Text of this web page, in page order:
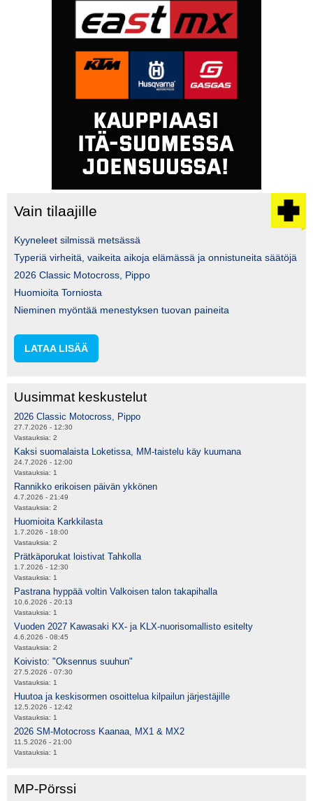
Vain tilaajille
Kyyneleet silmissä metsässä
Typeriä virheitä, vaikeita aikoja elämässä ja onnistuneita säätöjä
2026 Classic Motocross, Pippo
Huomioita Torniosta
Nieminen myöntää menestyksen tuovan paineita
LATAA LISÄÄ
Uusimmat keskustelut
2026 Classic Motocross, Pippo
27.7.2026 - 12:30
Vastauksia: 2
Kaksi suomalaista Loketissa, MM-taistelu käy kuumana
24.7.2026 - 12:00
Vastauksia: 1
Rannikko erikoisen päivän ykkönen
4.7.2026 - 21:49
Vastauksia: 2
Huomioita Karkkilasta
1.7.2026 - 18:00
Vastauksia: 2
Prätkäporukat loistivat Tahkolla
1.7.2026 - 12:30
Vastauksia: 1
Pastrana hyppää voltin Valkoisen talon takapihalla
10.6.2026 - 20:13
Vastauksia: 1
Vuoden 2027 Kawasaki KX- ja KLX-nuorisomallisto esitelty
4.6.2026 - 08:45
Vastauksia: 2
Koivisto: "Oksennus suuhun"
27.5.2026 - 07:30
Vastauksia: 1
Huutoa ja keskisormen osoittelua kilpailun järjestäjille
12.5.2026 - 12:42
Vastauksia: 1
2026 SM-Motocross Kaanaa, MX1 & MX2
11.5.2026 - 21:00
Vastauksia: 1
MP-Pörssi